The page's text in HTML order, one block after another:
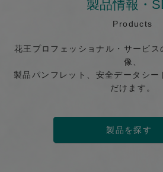
製品情報・
Products
花王プロフェッショナル・サービ
像、
製品パンフレット、安全データシー
だけます。
製品を探